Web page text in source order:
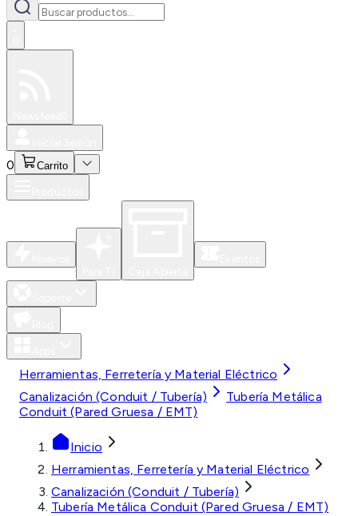
0 Carrito
Herramientas, Ferretería y Material Eléctrico
Canalización (Conduit / Tubería)
Tubería Metálica
Conduit (Pared Gruesa / EMT)
Inicio
Herramientas, Ferretería y Material Eléctrico
Canalización (Conduit / Tubería)
Tubería Metálica Conduit (Pared Gruesa / EMT)